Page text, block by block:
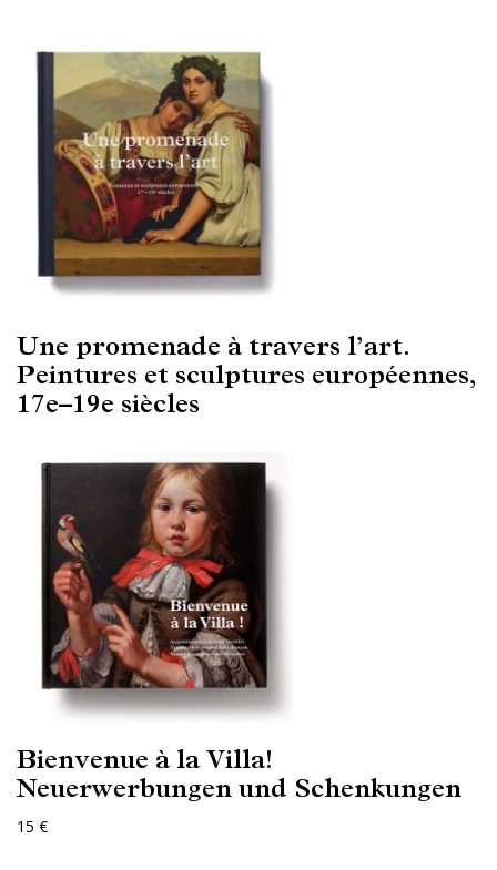
Une promenade à travers l’art.
Peintures et sculptures européennes,
17e–19e siècles
Bienvenue à la Villa!
Neuerwerbungen und Schenkungen
15 €